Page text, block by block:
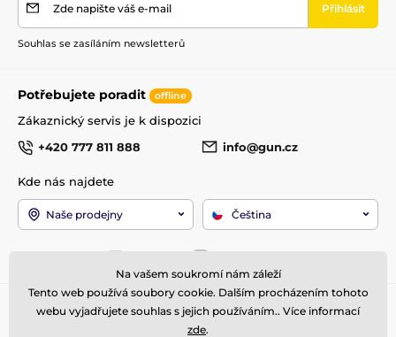
Zde napište váš e-mail Přihlásit
Souhlas se zasíláním newsletterů
Potřebujete poradit offline
Zákaznický servis je k dispozici
+420 777 811 888
info@gun.cz
Kde nás najdete
Naše prodejny Čeština
Pro zákazníky Top kategorie
Na vašem soukromí nám záleží
Tento web používá soubory cookie. Dalším procházením tohoto
webu vyjadřujete souhlas s jejich používáním.. Více informací
zde.